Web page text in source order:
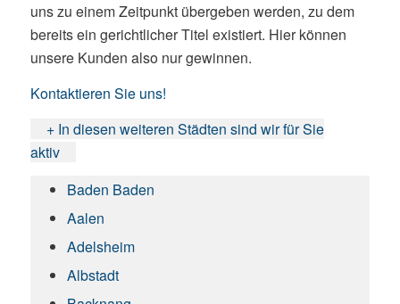
uns zu einem Zeitpunkt übergeben werden, zu dem
bereits ein gerichtlicher Titel existiert. Hier können
unsere Kunden also nur gewinnen.
Kontaktieren Sie uns!
+ In diesen weiteren Städten sind wir für Sie
aktiv
Baden Baden
Aalen
Adelsheim
Albstadt